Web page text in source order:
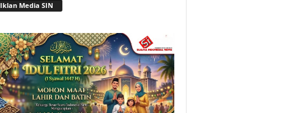
Iklan Media SIN